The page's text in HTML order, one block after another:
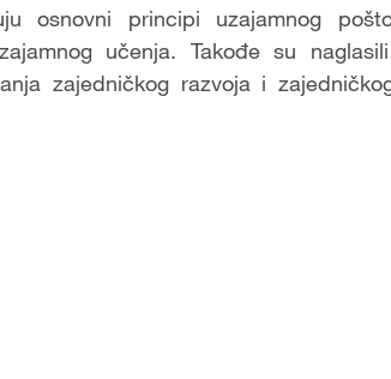
osnovni principi uzajamnog
učenja. Takođe su
zajedničkog razvoja i